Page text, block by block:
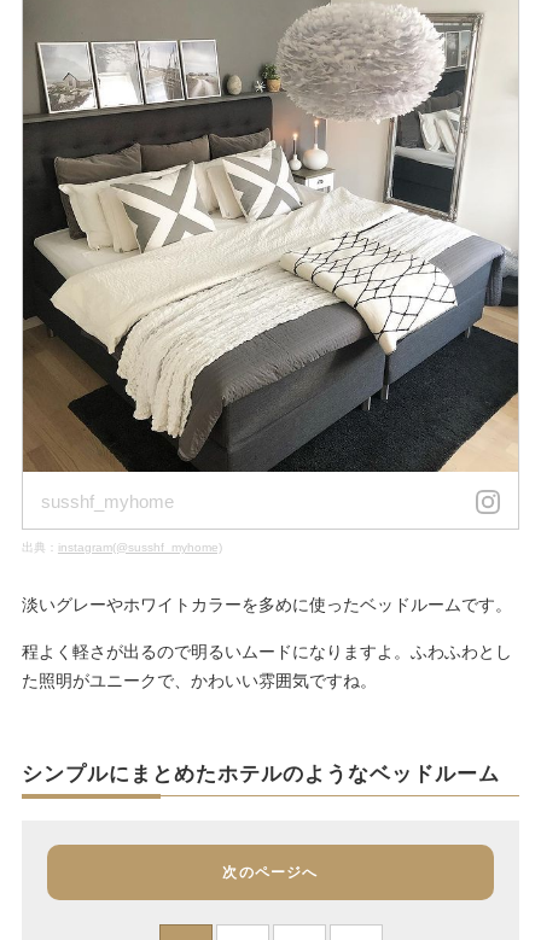
susshf_myhome
出典： instagram(@susshf_myhome)
淡いグレーやホワイトカラーを多めに使ったベッドルームです。
程よく軽さが出るので明るいムードになりますよ。ふわふわとし
た照明がユニークで、かわいい雰囲気ですね。
シンプルにまとめたホテルのようなベッドルーム
次のページへ